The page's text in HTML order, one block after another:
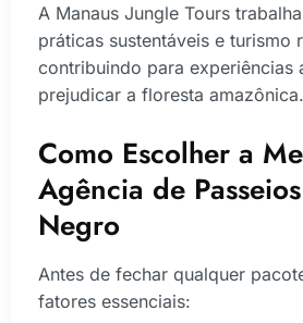
A Manaus Jungle Tours
práticas sustentáveis e turismo
contribuindo para experiências
prejudicar a floresta amazônica.
Como Escolher a
Agência de
Negro
Antes de fechar qualquer
fatores essenciais: